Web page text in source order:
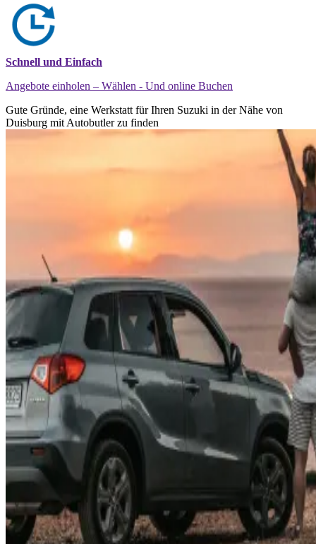
Schnell und Einfach
Angebote einholen – Wählen - Und online Buchen
Gute Gründe, eine Werkstatt für Ihren Suzuki in der Nähe von
Duisburg mit Autobutler zu finden